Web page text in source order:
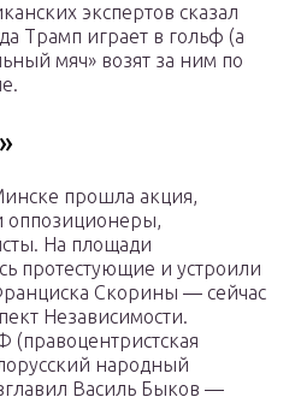
экспертов сказал
Трамп играет в гольф (а
мяч» возят за ним по
прошла акция,
оппозиционеры,
На площади
протестующие и устроили
Скорины — сейчас
Независимости.
(правоцентристская
народный
Василь Быков —